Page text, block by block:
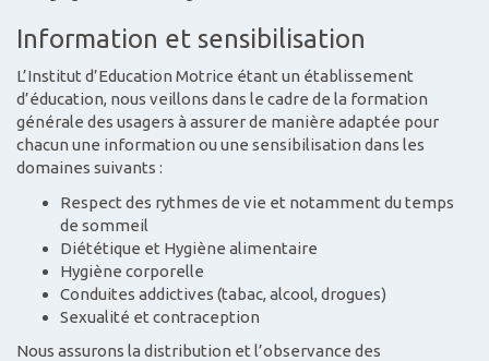
Information et sensibilisation
L’Institut d’Education Motrice étant un établissement
d’éducation, nous veillons dans le cadre de la formation
générale des usagers à assurer de manière adaptée pour
chacun une information ou une sensibilisation dans les
domaines suivants :
Respect des rythmes de vie et notamment du temps
de sommeil
Diététique et Hygiène alimentaire
Hygiène corporelle
Conduites addictives (tabac, alcool, drogues)
Sexualité et contraception
Nous assurons la distribution et l’observance des